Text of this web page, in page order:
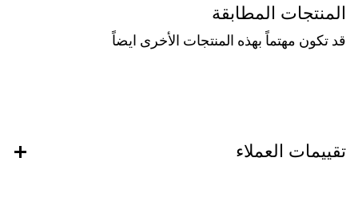
المنتجات المطابقة
قد تكون مهتماً بهذه المنتجات الأخرى ايضاً
تقييمات العملاء